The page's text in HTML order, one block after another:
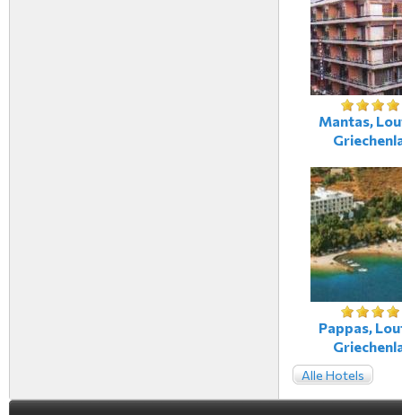
Mantas,
Pappas,
Alle Hotels